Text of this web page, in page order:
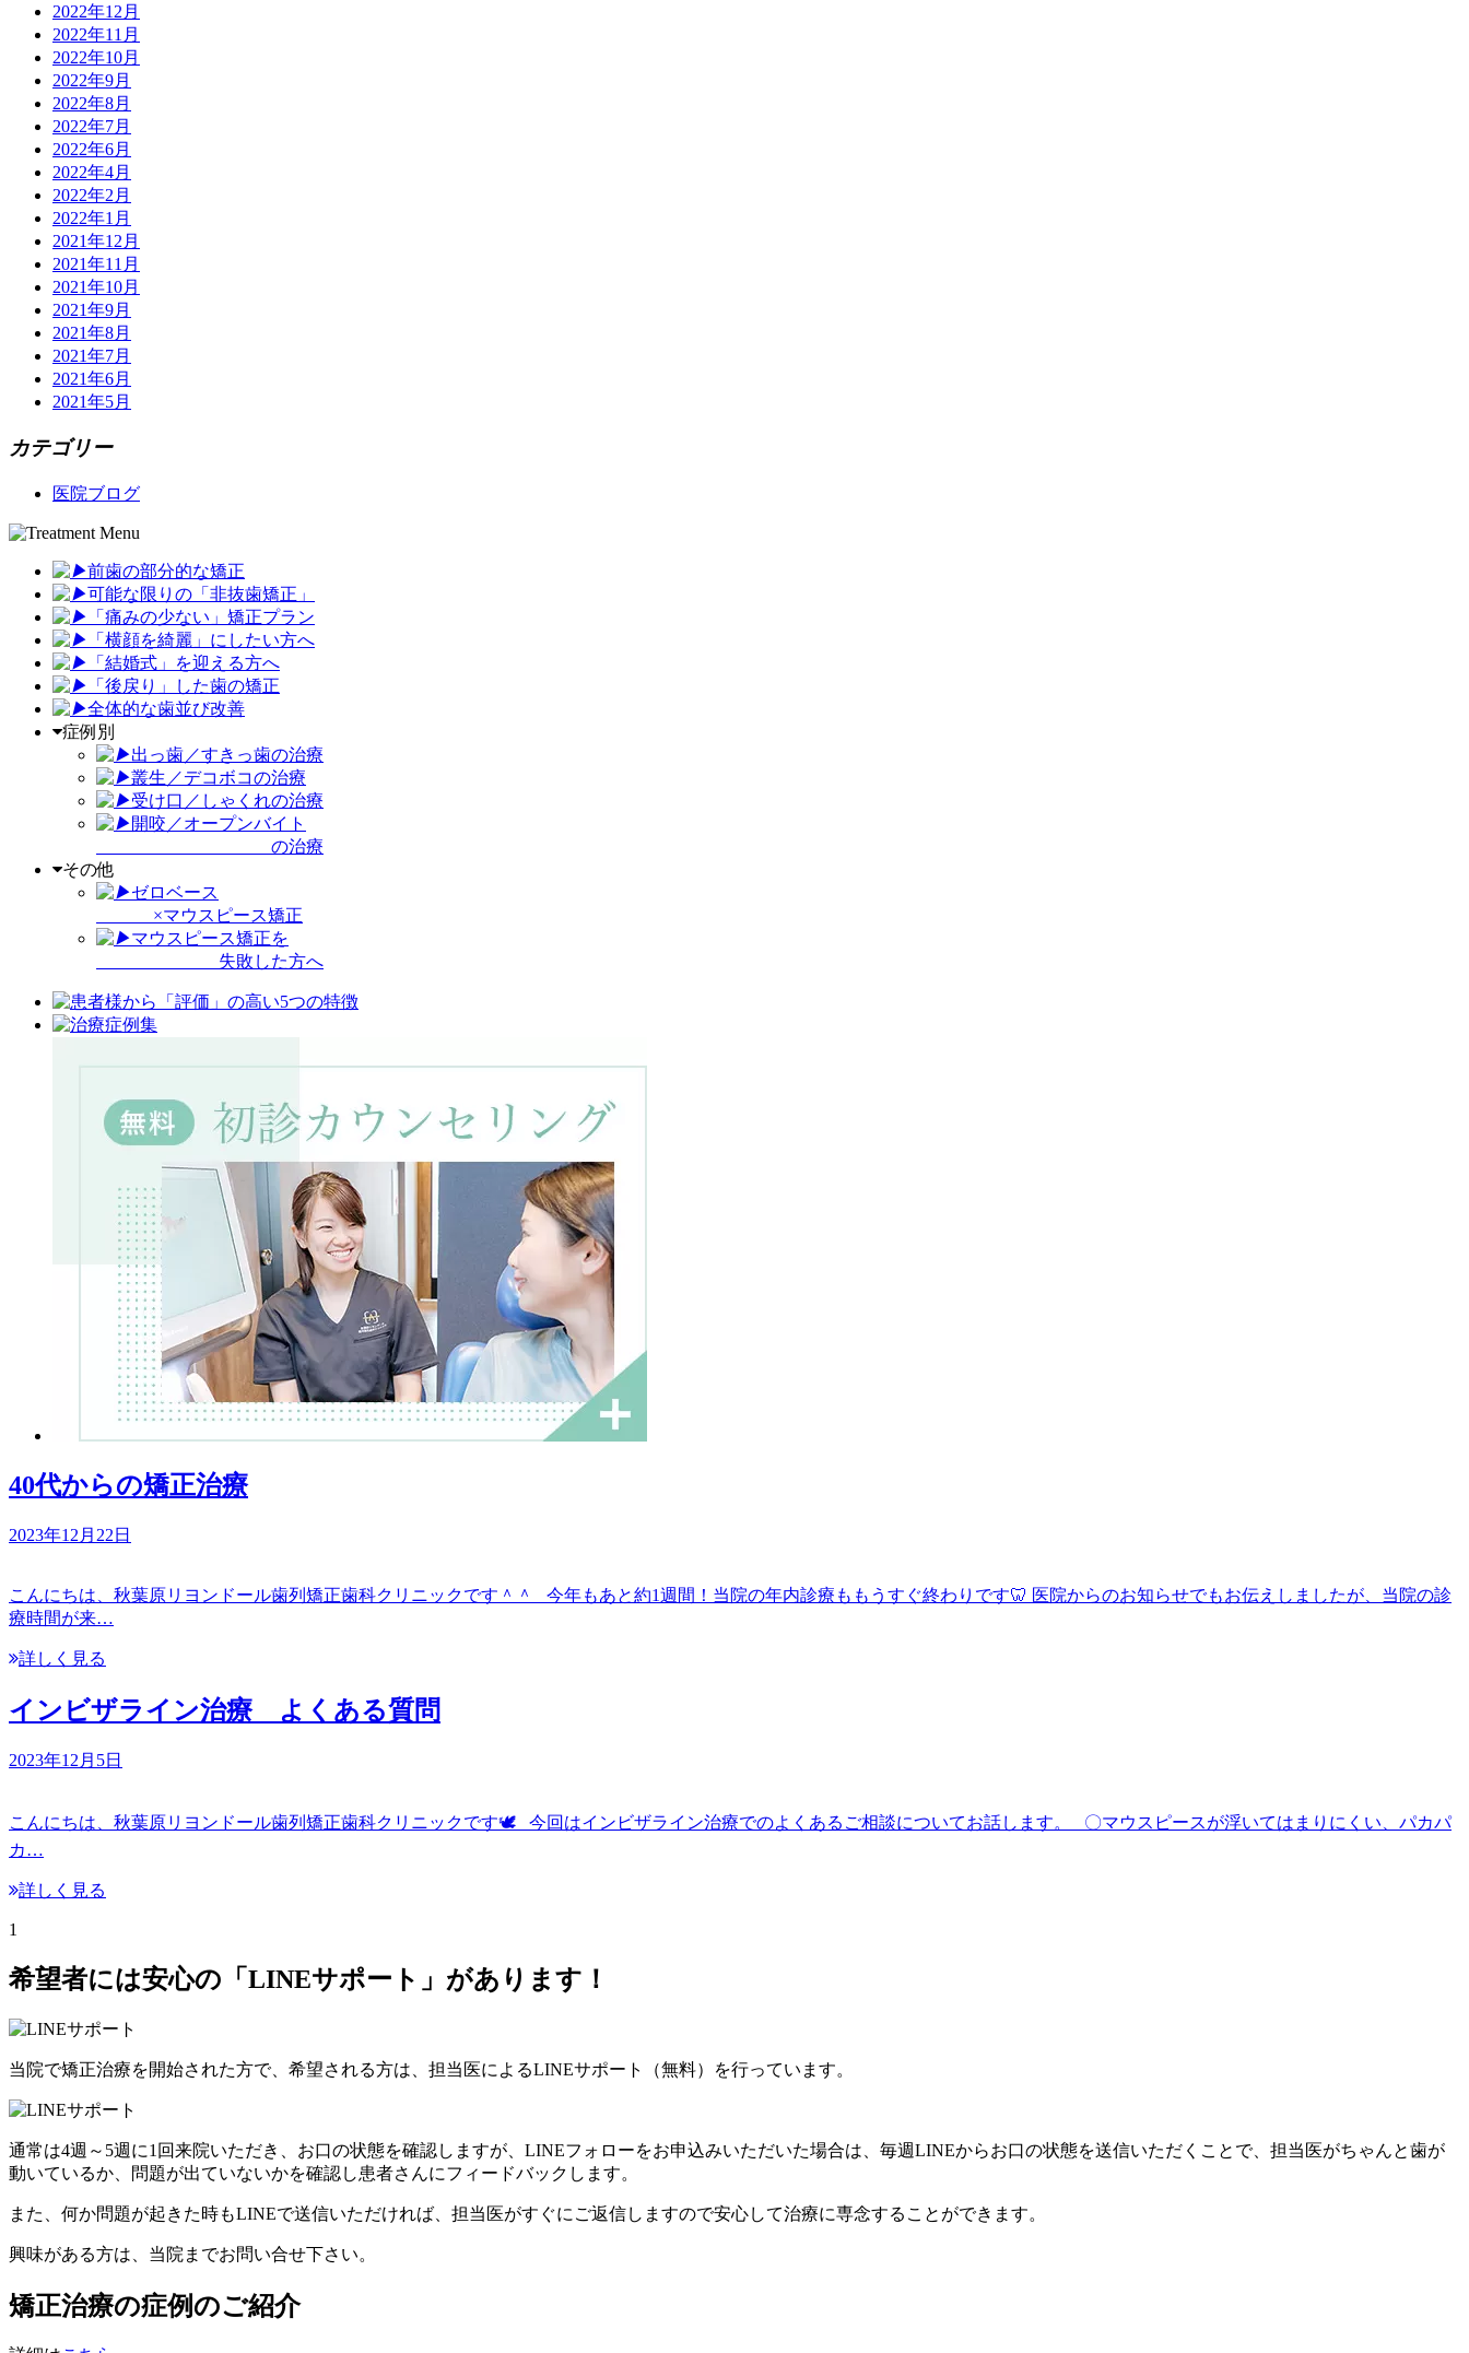
2022年12月
2022年11月
2022年10月
2022年9月
2022年8月
2022年7月
2022年6月
2022年4月
2022年2月
2022年1月
2021年12月
2021年11月
2021年10月
2021年9月
2021年8月
2021年7月
2021年6月
2021年5月
カテゴリー
医院ブログ
前歯の部分的な矯正
可能な限りの「非抜歯矯正 」
「 痛みの少ない」矯正プラン
「 横顔を綺麗」にしたい方へ
「 結婚式」を迎える方へ
「 後戻り」した歯の矯正
全体的な歯並び改善
症例別
出っ歯／すきっ歯の治療
叢生／デコボコの治療
受け口／しゃくれの治療
開咬／オープンバイト
の治療
その他
ゼロベース
×マウスピース矯正
マウスピース矯正を
失敗した方へ
40代からの矯正治療
2023年12月22日
こんにちは、秋葉原リヨンドール歯列矯正歯科クリニックです＾＾ 今年もあと約1週間！当院の年内診療ももうすぐ終わりです🦷 医院からのお知らせでもお伝えしましたが、当院の診
療時間が来…
詳しく見る
インビザライン治療 よくある質問
2023年12月5日
こんにちは、秋葉原リヨンドール歯列矯正歯科クリニックです🕊 今回はインビザライン治療でのよくあるご相談についてお話します。 〇マウスピースが浮いてはまりにくい、パカパ
カ…
詳しく見る
1
希望者には安心の「LINEサポート」があります！
当院で矯正治療を開始された方で、希望される方は、担当医によるLINEサポート （無料） を行っています。
通常は4週～5週に1回来院いただき、お口の状態を確認しますが、LINEフォローをお申込みいただいた場合は、 毎週LINEからお口の状態を送信いただくことで、担当医がちゃんと歯が
動いているか、問題が出ていないかを確認し患者さんにフィードバックします。
また、何か問題が起きた時もLINEで送信いただければ、担当医がすぐにご返信しますので安心して治療に専念することができます。
興味がある方は、当院までお問い合せ下さい。
矯正治療の症例のご紹介